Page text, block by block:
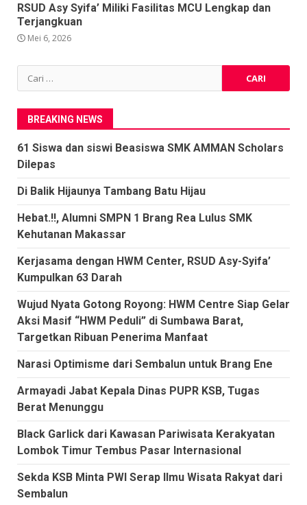
RSUD Asy Syifa’ Miliki Fasilitas MCU Lengkap dan
Terjangkuan
Mei 6, 2026
Cari
untuk:
BREAKING NEWS
61 Siswa dan siswi Beasiswa SMK AMMAN Scholars
Dilepas
Di Balik Hijaunya Tambang Batu Hijau
Hebat.!!, Alumni SMPN 1 Brang Rea Lulus SMK
Kehutanan Makassar
Kerjasama dengan HWM Center, RSUD Asy-Syifa’
Kumpulkan 63 Darah
Wujud Nyata Gotong Royong: HWM Centre Siap Gelar
Aksi Masif “HWM Peduli” di Sumbawa Barat,
Targetkan Ribuan Penerima Manfaat
Narasi Optimisme dari Sembalun untuk Brang Ene
Armayadi Jabat Kepala Dinas PUPR KSB, Tugas
Berat Menunggu
Black Garlick dari Kawasan Pariwisata Kerakyatan
Lombok Timur Tembus Pasar Internasional
Sekda KSB Minta PWI Serap Ilmu Wisata Rakyat dari
Sembalun